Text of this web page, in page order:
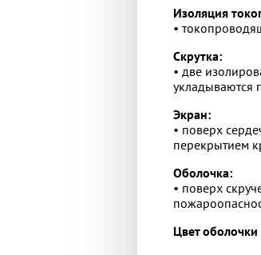
Изоляция
•
Скрутка:
• две
укладываются
Экран:
• поверх
перекрытием
Оболочка:
• поверх
Цвет оболочки